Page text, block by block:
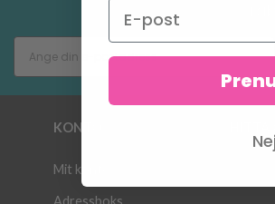
KONTO
Mit konto
Adressboks